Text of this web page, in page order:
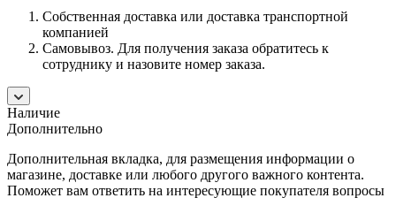
Собственная доставка или доставка транспортной
компанией
Самовывоз. Для получения заказа обратитесь к
сотруднику и назовите номер заказа.
Наличие
Дополнительно
Дополнительная вкладка, для размещения информации о
магазине, доставке или любого другого важного контента.
Поможет вам ответить на интересующие покупателя вопросы